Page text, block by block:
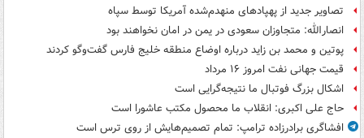
تصاویر جدید از پهپادهای منهدم‌شده آمریکا توسط سپاه
انصارالله: متجاوزان سعودی در یمن در امان نخواهند بود
پوتین و محمد بن زاید درباره اوضاع منطقه خلیج فارس گفت‌وگو کردند
قیمت جهانی نفت امروز ۱۶ مرداد
اشکال بزرگ فوتبال ما نتیجه‌گرایی است
حاج علی اکبری: انقلاب ما محصول مکتب عاشورا است
افشاگری برادرزاده ترامپ: تمام تصمیم‌هایش از روی ترس است